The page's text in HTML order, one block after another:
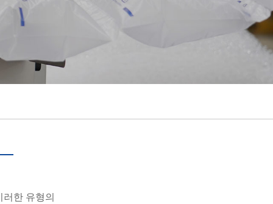
português
한 유형의